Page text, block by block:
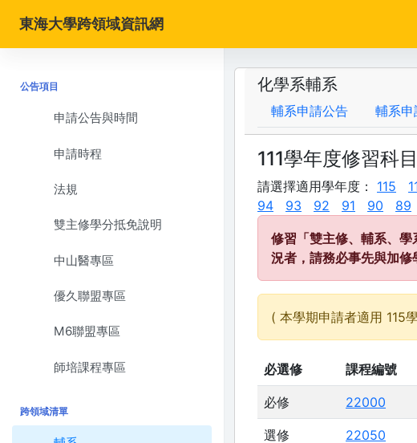
東海大學跨領域資訊網
公告項目
申請公告與時間
申請時程
法規
雙主修學分抵免說明
中山醫專區
優久聯盟專區
M6聯盟專區
師培課程專區
跨領域清單
化學系輔系
輔系申請公告 輔系申
111學年度修習科
請選擇適用學年度： 115
94
93 92 91 90 89
修習「雙主修、輔系、
況者，請務必事先與加修
( 本學期申請者適用 115
必選修 課程編號
必修 22000
選修 22050